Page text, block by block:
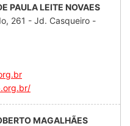
PAULA LEITE NOVAES
261 - Jd. Casqueiro -
MAGALHÃES